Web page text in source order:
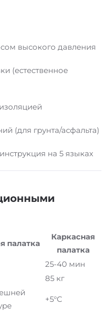
высокого давления
(естественное
(для грунта/асфальта)
на 5 языках
палатка
Каркасная
палатка
25-40 мин
85 кг
+5°C